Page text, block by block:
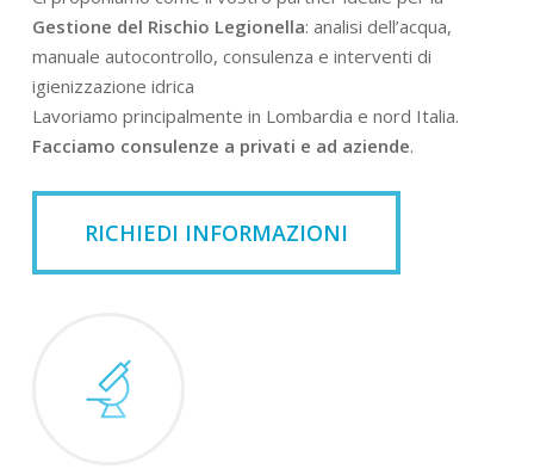
Gestione del Rischio Legionella: analisi dell’acqua,
manuale autocontrollo, consulenza e interventi di
igienizzazione idrica
Lavoriamo principalmente in Lombardia e nord Italia.
Facciamo consulenze a privati e ad aziende.
RICHIEDI INFORMAZIONI